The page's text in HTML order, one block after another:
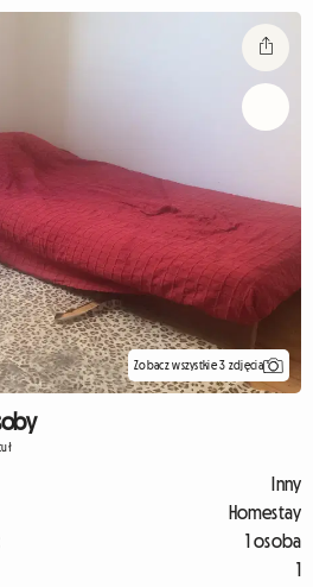
Zobacz wszystkie 3 zdjęcia
Inny
Homestay
1 osoba
1